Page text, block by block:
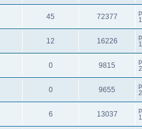
45 72377
12 16226
0 9815
0 9655
6 13037